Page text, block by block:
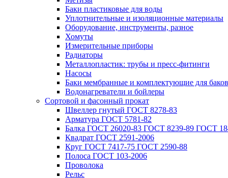
Баки пластиковые для воды
Уплотнительные и изоляционные материалы
Оборудование, инструменты, разное
Хомуты
Измерительные приборы
Радиаторы
Металлопластик: трубы и пресс-фитинги
Насосы
Баки мембранные и комплектующие для баков
Водонагреватели и бойлеры
Сортовой и фасонный прокат
Швеллер гнутый ГОСТ 8278-83
Арматура ГОСТ 5781-82
Балка ГОСТ 26020-83 ГОСТ 8239-89 ГОСТ
Квадрат ГОСТ 2591-2006
Круг ГОСТ 7417-75 ГОСТ 2590-88
Полоса ГОСТ 103-2006
Проволока
Рельс